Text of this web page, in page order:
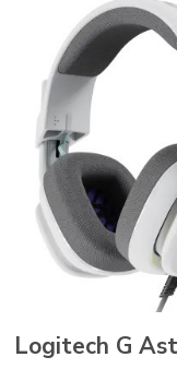
Logitech G